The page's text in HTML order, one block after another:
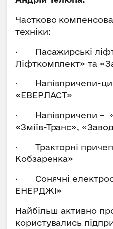
Частково
техніки:
· Пасажирські
Ліфткомплект» та
· Напівпричепи-
«ЕВЕРЛАСТ»
· Напівпричепи –
«Зміїв-Транс»,
· Тракторні
Кобзаренка»
· Сонячні
ЕНЕРДЖІ»
Найбільш активно
користувались